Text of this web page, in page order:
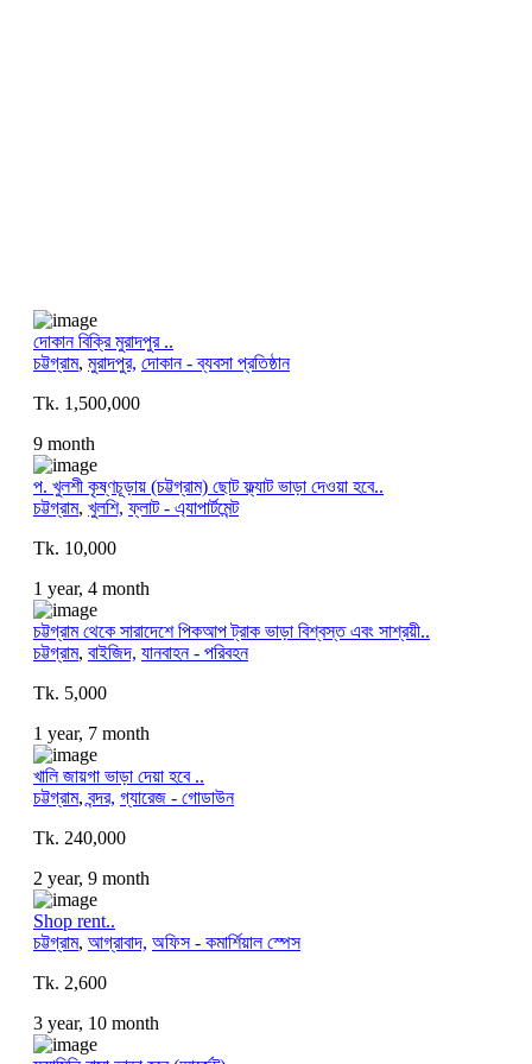
দোকান বিক্রি মুরাদপুর ..
চট্টগ্রাম, মুরাদপুর, দোকান - ব্যবসা প্রতিষ্ঠান
Tk. 1,500,000
9 month
প. খুলশী কৃষ্ণচূড়ায় (চট্টগ্রাম) ছোট ফ্ল্যাট ভাড়া দেওয়া হবে..
চট্টগ্রাম, খুলশি, ফ্লাট - এ্যাপার্টমেন্ট
Tk. 10,000
1 year, 4 month
চট্টগ্রাম থেকে সারাদেশে পিকআপ ট্রাক ভাড়া বিশ্বস্ত এবং সাশ্রয়ী..
চট্টগ্রাম, বাইজিদ, যানবাহন - পরিবহন
Tk. 5,000
1 year, 7 month
খালি জায়গা ভাড়া দেয়া হবে ..
চট্টগ্রাম, বন্দর, গ্যারেজ - গোডাউন
Tk. 240,000
2 year, 9 month
Shop rent..
চট্টগ্রাম, আগ্রাবাদ, অফিস - কমার্শিয়াল স্পেস
Tk. 2,600
3 year, 10 month